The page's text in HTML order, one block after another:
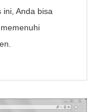
Anda bisa